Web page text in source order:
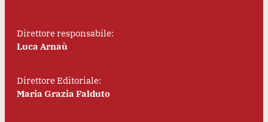
Direttore responsabile:
Luca Arnaù
Direttore Editoriale:
Maria Grazia Falduto